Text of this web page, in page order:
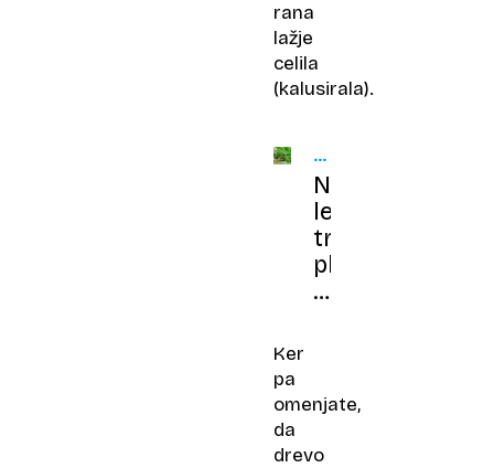
rana
lažje
celila
(kalusirala).
KMETIJSKI
NASVETI
Ne
le
trdovraten
plevel,
ampak
rastlina.
Raste
tudi
Ker
pa
omenjate,
da
drevo